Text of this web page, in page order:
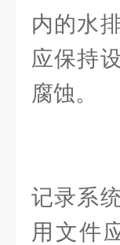
内的水
应保持
腐蚀。
5
记
记录系
用文件